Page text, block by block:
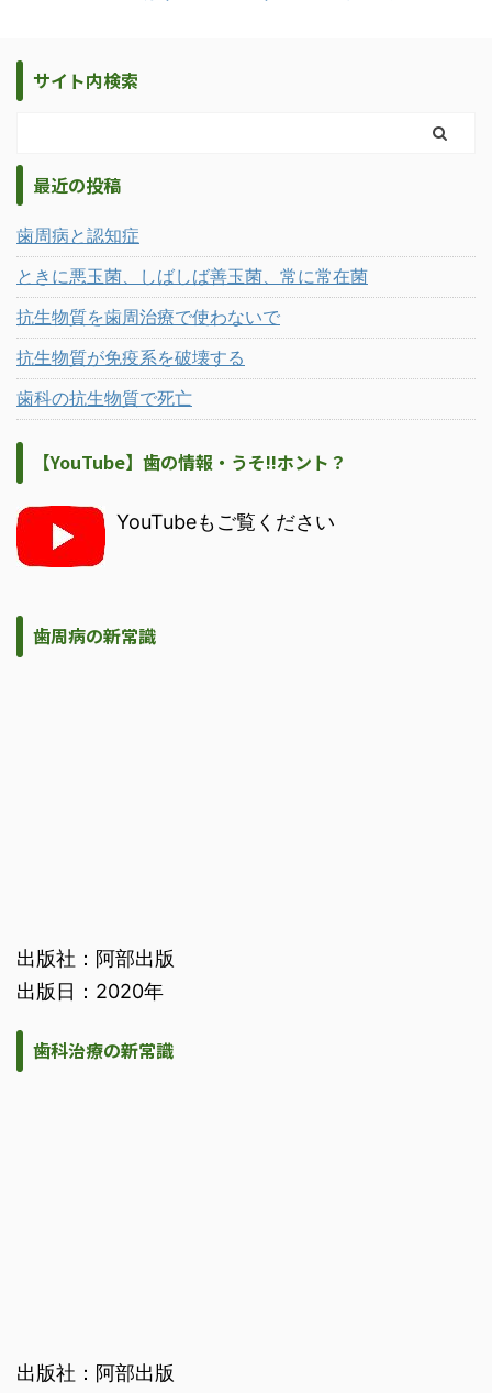
サイト内検索
最近の投稿
歯周病と認知症
ときに悪玉菌、しばしば善玉菌、常に常在菌
抗生物質を歯周治療で使わないで
抗生物質が免疫系を破壊する
歯科の抗生物質で死亡
【YouTube】歯の情報・うそ!!ホント？
YouTubeもご覧ください
歯周病の新常識
出版社：阿部出版
出版日：2020年
歯科治療の新常識
出版社：阿部出版